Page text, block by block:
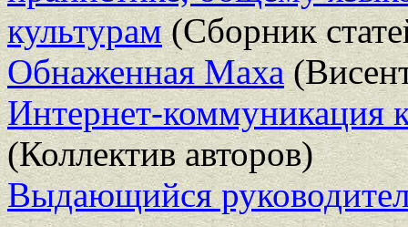
культурам(Сборник
Обнаженная Маха
Интернет-коммуникация
(Коллектив авторов)
Выдающийся